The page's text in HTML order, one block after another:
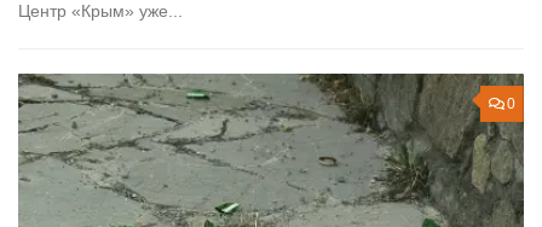
Центр «Крым» уже...
0